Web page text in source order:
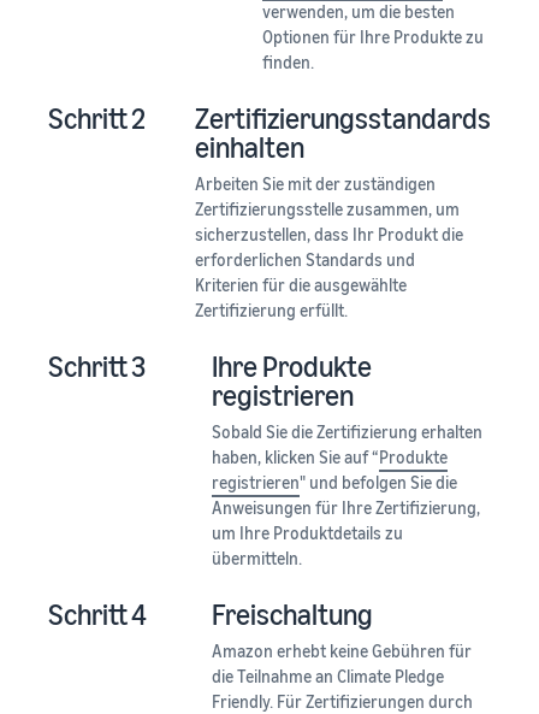
verwenden, um die besten
Optionen für Ihre Produkte zu
finden.
Schritt 2
Zertifizierungsstandards
einhalten
Arbeiten Sie mit der zuständigen
Zertifizierungsstelle zusammen, um
sicherzustellen, dass Ihr Produkt die
erforderlichen Standards und
Kriterien für die ausgewählte
Zertifizierung erfüllt.
Schritt 3
Ihre Produkte
registrieren
Sobald Sie die Zertifizierung erhalten
haben, klicken Sie auf “Produkte
registrieren" und befolgen Sie die
Anweisungen für Ihre Zertifizierung,
um Ihre Produktdetails zu
übermitteln.
Schritt 4 Freischaltung
Amazon erhebt keine Gebühren für
die Teilnahme an Climate Pledge
Friendly. Für Zertifizierungen durch